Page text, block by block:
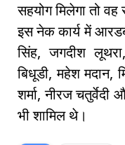
सहयोग मिलेगा तो वह
इस नेक कार्य में
सिंह, जगदीश
बिधूडी, महेश मदान,
शर्मा, नीरज
भी शामिल थे।